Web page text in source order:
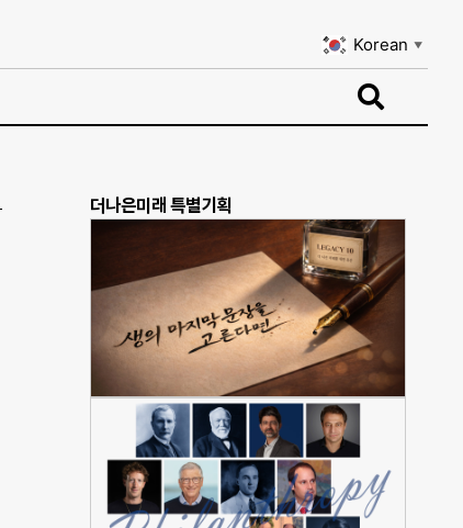
Korean ▼
더나은미래 특별기획